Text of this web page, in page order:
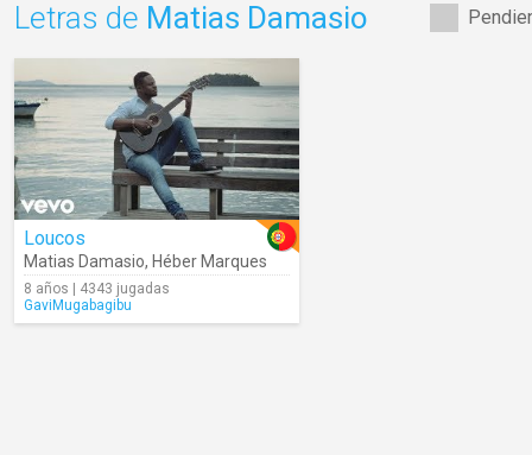
Letras de Matias Damasio
Loucos
Matias Damasio, Héber Marques
8 años | 4343 jugadas
GaviMugabagibu